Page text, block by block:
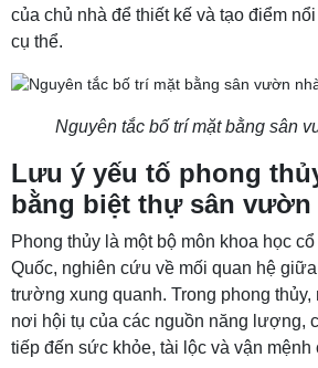
của chủ nhà để thiết kế và tạo điểm
cụ thể.
Nguyên tắc bố trí mặt bằng sân
Lưu ý yếu tố phong
bằng biệt thự sân vườn
Phong thủy là một bộ môn khoa học
Quốc, nghiên cứu về mối quan hệ
trường xung quanh. Trong phong
nơi hội tụ của các nguồn năng lượng,
tiếp đến sức khỏe, tài lộc và vận mệnh